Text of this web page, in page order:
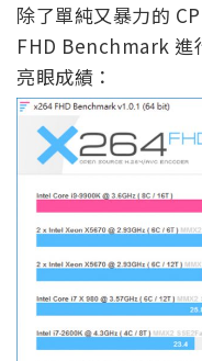
除了單純又暴力的
FHD Benchmark 進
亮眼成績：